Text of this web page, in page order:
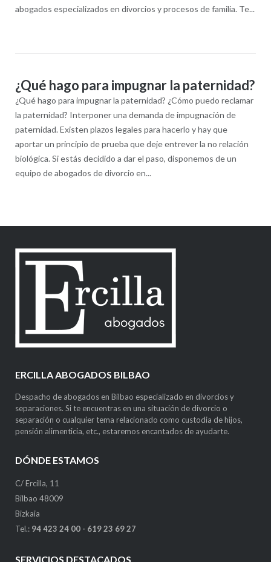
abogados especializados en divorcios y procesos de familia. Te...
¿Qué hago para impugnar la paternidad?
¿Qué hago para impugnar la paternidad? ¿Cómo puedo reclamar
la paternidad? Interponer una demanda de impugnación de
paternidad. Existen plazos legales para hacerlo y hay que
aportar un principio de prueba que deje entrever la no relación
biológica. Si estás decidido a dar el paso, disponemos de un
equipo de abogados de divorcio en...
ERCILLA ABOGADOS BILBAO
Despacho de abogados en Bilbao especializado en divorcios y
separaciones. Si te encuentras en una situación de divorcio o
separación o cualquier tema relacionado como custodia de hijos,
pensión alimenticia, etc., estaremos encantados de ayudarte.
DÓNDE ESTAMOS
C/ Ercilla, 11
Bilbao 48009
Bizkaia
Tel.: 94 423 24 00- 619 23 69 27
SERVICIOS DESTACADOS